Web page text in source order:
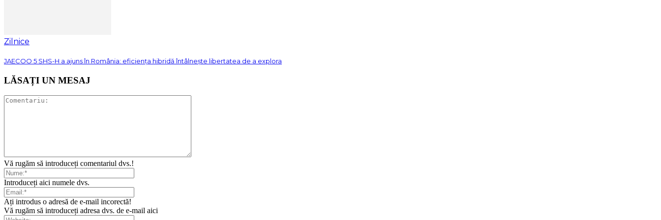
Zilnice
JAECOO 5 SHS-H a ajuns în România: eficiența hibridă întâlnește libertatea de a explora
LĂSAȚI UN MESAJ
Vă rugăm să introduceți comentariul dvs.!
Introduceți aici numele dvs.
Ați introdus o adresă de e-mail incorectă!
Vă rugăm să introduceți adresa dvs. de e-mail aici